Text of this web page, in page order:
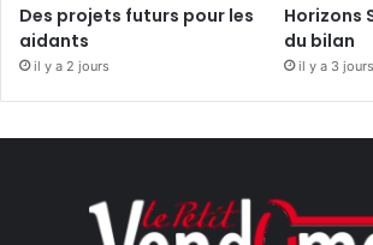
Des projets futurs pour les
aidants
il y a 2 jours
Horizons
du bilan
il y a 3 jours